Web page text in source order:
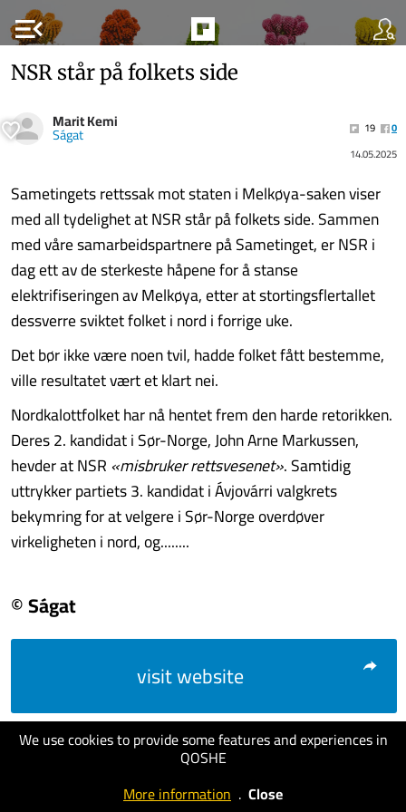
menu_open
We use cookies to provide some features and experiences in
QOSHE
More information . Close
NSR står på folkets side
Marit Kemi
Ságat 19
0
14.05.2025
Sametingets rettssak mot staten i Melkøya-saken viser
med all tydelighet at NSR står på folkets side. Sammen
med våre samarbeidspartnere på Sametinget, er NSR i
dag ett av de sterkeste håpene for å stanse
elektrifiseringen av Melkøya, etter at stortingsflertallet
dessverre sviktet folket i nord i forrige uke.
Det bør ikke være noen tvil, hadde folket fått bestemme,
ville resultatet vært et klart nei.
Nordkalottfolket har nå hentet frem den harde retorikken.
Deres 2. kandidat i Sør-Norge, John Arne Markussen,
hevder at NSR «misbruker rettsvesenet». Samtidig
uttrykker partiets 3. kandidat i Ávjovárri valgkrets
bekymring for at velgere i Sør-Norge overdøver
virkeligheten i nord, og........
© Ságat
visit website